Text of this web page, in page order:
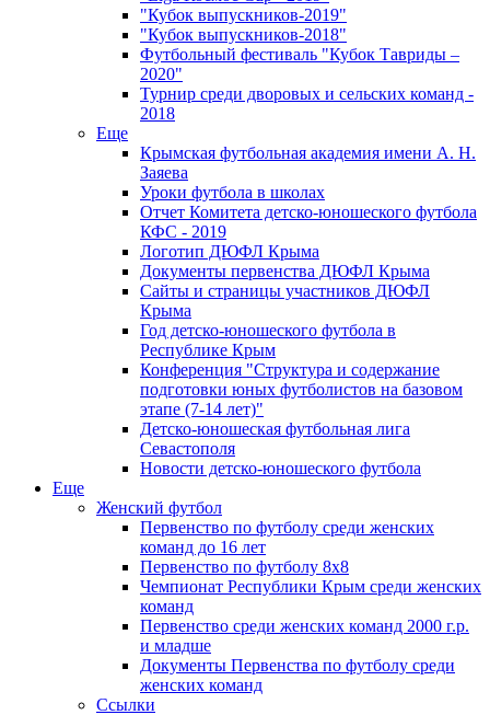
"Кубок выпускников-2019"
"Кубок выпускников-2018"
Футбольный фестиваль "Кубок Тавриды –
2020"
Турнир среди дворовых и сельских команд -
2018
Еще
Крымская футбольная академия имени А. Н.
Заяева
Уроки футбола в школах
Отчет Комитета детско-юношеского футбола
КФС - 2019
Логотип ДЮФЛ Крыма
Документы первенства ДЮФЛ Крыма
Сайты и страницы участников ДЮФЛ
Крыма
Год детско-юношеского футбола в
Республике Крым
Конференция "Структура и содержание
подготовки юных футболистов на базовом
этапе (7-14 лет)"
Детско-юношеская футбольная лига
Севастополя
Новости детско-юношеского футбола
Еще
Женский футбол
Первенство по футболу среди женских
команд до 16 лет
Первенство по футболу 8х8
Чемпионат Республики Крым среди женских
команд
Первенство среди женских команд 2000 г.р.
и младше
Документы Первенства по футболу среди
женских команд
Ссылки